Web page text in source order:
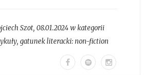
Szot, 08.01.2024 w kategorii
, gatunek literacki:non-fiction